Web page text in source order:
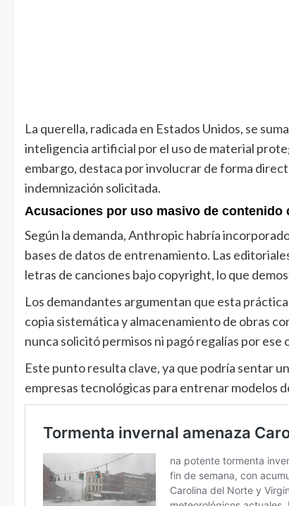
La querella, radicada en Estados Unidos, se
inteligencia artificial por el uso de material
embargo, destaca por involucrar de forma
indemnización solicitada.
Acusaciones por uso masivo de contenido
Según la demanda, Anthropic habría
bases de datos de entrenamiento. Las
letras de canciones bajo copyright, lo que
Los demandantes argumentan que esta
copia sistemática y almacenamiento de obras
nunca solicitó permisos ni pagó regalías por ese
Este punto resulta clave, ya que podría sentar
empresas tecnológicas para entrenar modelos